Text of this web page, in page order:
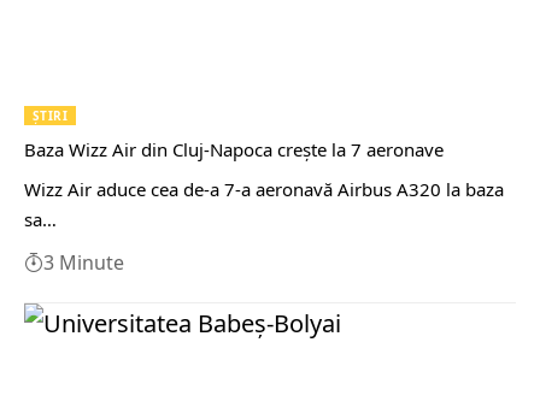
ȘTIRI
Baza Wizz Air din Cluj-Napoca crește la 7 aeronave
Wizz Air aduce cea de-a 7-a aeronavă Airbus A320 la baza
sa…
3 Minute